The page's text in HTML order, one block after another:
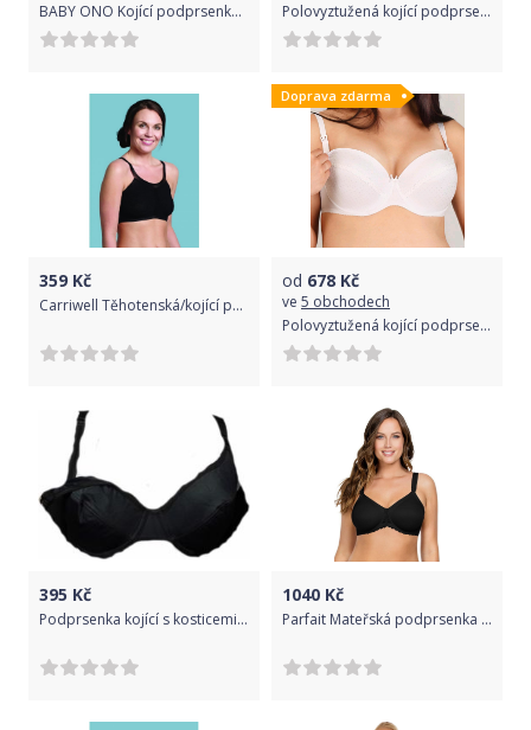
BABY ONO Kojící podprsenka, černá, velikost E70-75
Polovyztužená kojící podprsenka New Baby Eva 75B béžová Obvod 75 cm
359 Kč
Carriwell Těhotenská/kojící podprsenka Carriwel Černá M
Doprava zdarma
od 678 Kč
ve 5 obchodech
Polovyztužená kojící podprsenka New Baby Eva 80E bílá Obvod 80 cm
395 Kč
Podprsenka kojící s kosticemi - BARLEY černá - 75C
1040 Kč
Parfait Mateřská podprsenka NB502, Černá, 80 J